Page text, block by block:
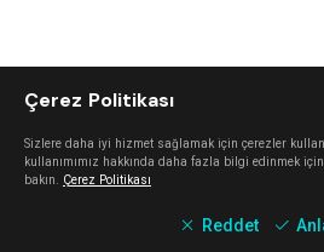
Çerez Politikası
Sizlere daha iyi hizmet sağlamak için çerezler
kullanımımız hakkında daha fazla bilgi edinmek
bakın. Çerez Politikası
Reddet